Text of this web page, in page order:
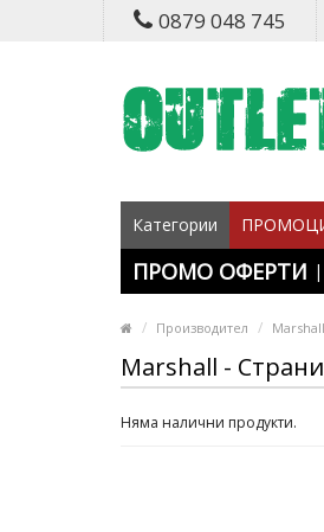
0879 048 745
Категории
ПРОМО ОФЕРТИ |
Производител Marshall
Marshall -
Няма налични продукти.